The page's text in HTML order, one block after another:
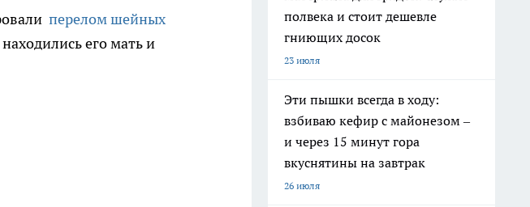
перелом шейных
его мать и
полвека и стоит дешевле
гниющих досок
23 июля
Эти пышки всегда в ходу:
взбиваю кефир с майонезом –
и через 15 минут гора
вкуснятины на завтрак
26 июля